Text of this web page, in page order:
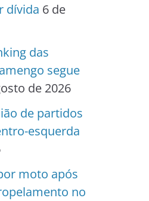
dívida 6 de
das
segue
de 2026
de partidos
esquerda
moto após
no